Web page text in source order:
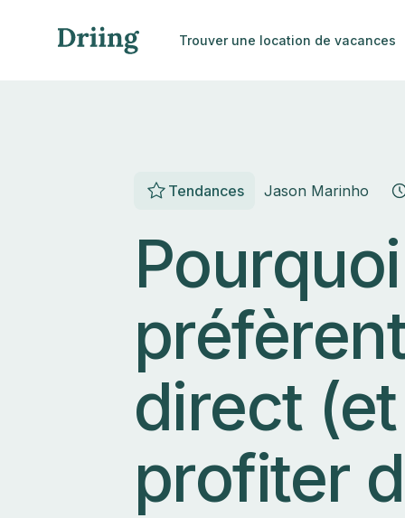
Trouver une location de vacances
Tendances Jason Marinho
direct
profiter